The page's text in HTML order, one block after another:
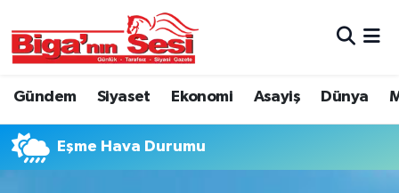
Gündem Siyaset Ekonomi Asayiş Dünya
Eşme Hava Durumu
Asayiş
Belde ve Köyler
Çanakkale Hava Durumu
Süper Lig Puan Durumu ve Fikstür